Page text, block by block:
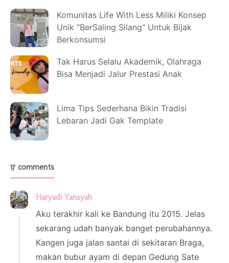
Komunitas Life With Less Miliki Konsep
Unik "BerSaling Silang" Untuk Bijak
Berkonsumsi
Tak Harus Selalu Akademik, Olahraga
Bisa Menjadi Jalur Prestasi Anak
Lima Tips Sederhana Bikin Tradisi
Lebaran Jadi Gak Template
17 comments
Haryadi Yansyah
Aku terakhir kali ke Bandung itu 2015. Jelas
sekarang udah banyak banget perubahannya.
Kangen juga jalan santai di sekitaran Braga,
makan bubur ayam di depan Gedung Sate